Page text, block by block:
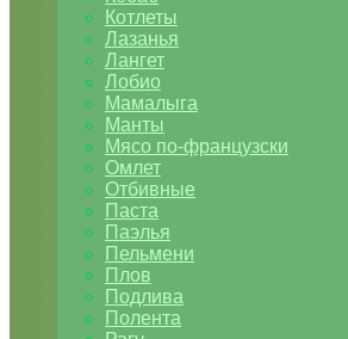
Котлеты
Лазанья
Лангет
Лобио
Мамалыга
Манты
Мясо по-французски
Омлет
Отбивные
Паста
Паэлья
Пельмени
Плов
Подлива
Полента